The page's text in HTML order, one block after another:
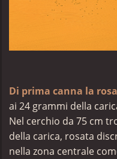
Di prima canna la
ai 24 grammi della
Nel cerchio da 75 cm
della carica, rosata
nella zona centrale